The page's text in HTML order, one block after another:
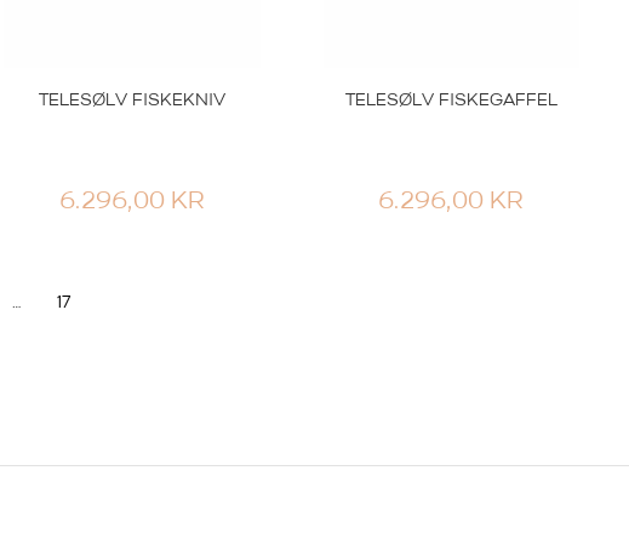
TELESØLV FISKEKNIV
6.296,00 KR
TELESØLV FISKEGAFFEL
6.296,00 KR
… 17